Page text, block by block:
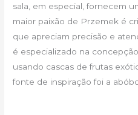
sala, em especial, fornecem
maior paixão de Przemek é
que apreciam precisão e
é especializado na
usando cascas de frutas
fonte de inspiração foi a